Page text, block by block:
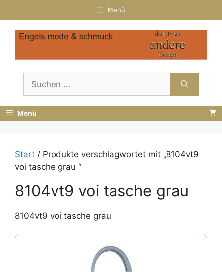
Inhalt
springen
Menü
nach:
Menü
Start / Produkte verschlagwortet mit „8104vt9
voi tasche grau “
8104vt9 voi tasche grau
8104vt9 voi tasche grau